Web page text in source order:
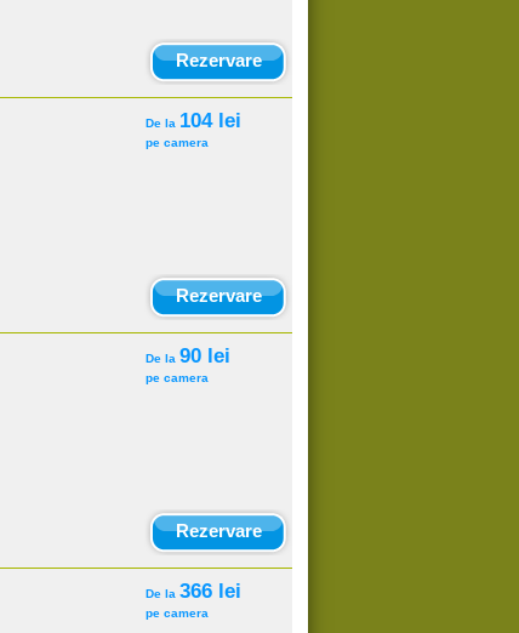
Rezervare
De la 104 lei
pe camera
Rezervare
De la 90 lei
pe camera
Rezervare
De la 366 lei
pe camera